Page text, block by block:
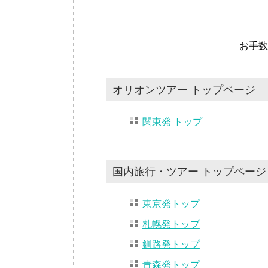
お手
オリオンツアー トップページ
関東発 トップ
国内旅行・ツアー トップページ
東京発トップ
札幌発トップ
釧路発トップ
青森発トップ